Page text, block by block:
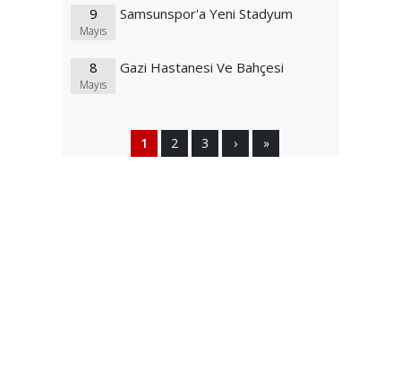
9
Mayıs
Samsunspor'a Yeni Stadyum
8
Mayıs
Gazi Hastanesi Ve Bahçesi
1 2 3 › »